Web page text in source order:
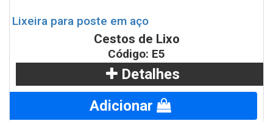
Lixeira para poste em aço
Cestos de Lixo
Código: E5
Detalhes
Adicionar